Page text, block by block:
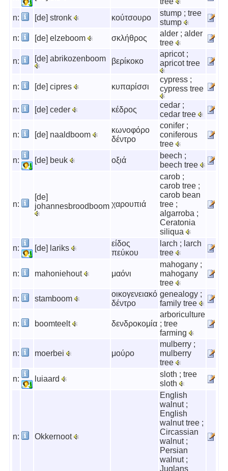
n:
[de] stronk κούτσουρο
stump ; tree
stump
n:
[de] elzeboom σκλήθρος
alder ; alder
tree
n: [de] abrikozenboom βερίκοκο
apricot ;
apricot tree
n: [de] cipres κυπαρίσσι
cypress ;
cypress tree
n: [de] ceder κέδρος
cedar ;
cedar tree
n: [de] naaldboom
κωνοφόρο
δέντρο
conifer ;
coniferous
tree
n:
[de] beuk οξιά
beech ;
beech tree
n:
[de]
johannesbroodboom χαρουπιά
carob ;
carob tree ;
carob bean
tree ;
algarroba ;
Ceratonia
siliqua
n:
[de] lariks
είδος
πεύκου
larch ; larch
tree
n: mahoniehout μαόνι
mahogany ;
mahogany
tree
n:
stamboom
οικογενειακό
δέντρο
genealogy ;
family tree
n: boomteelt δενδροκομία
arboriculture
; tree
farming
n: moerbei μούρο
mulberry ;
mulberry
tree
n:
luiaard
sloth ; tree
sloth
n: Okkernoot
English
walnut ;
English
walnut tree ;
Circassian
walnut ;
Persian
walnut ;
Juglans